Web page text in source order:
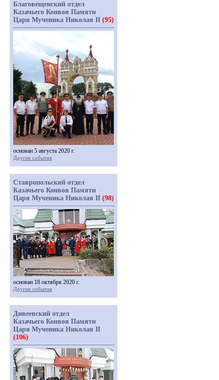
Благовещенский отдел
Казачьего Конвоя Памяти
Царя Мученика Николая II (95)
основан 5 августа 2020 г.
Другие события
Ставропольский отдел
Казачьего Конвоя Памяти
Царя Мученика Николая II (98)
основан 18 октября 2020 г.
Другие события
Дивеевский отдел
Казачьего Конвоя Памяти
Царя Мученика Николая II
(106)